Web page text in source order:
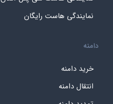
نمایندگی هاست رایگان
دامنه
خرید دامنه
انتقال دامنه